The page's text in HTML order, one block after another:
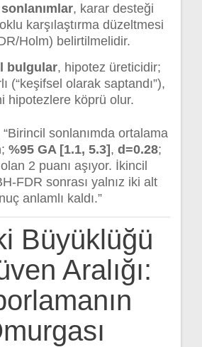
, karar desteği
karşılaştırma düzeltmesi
Holm) belirtilmelidir.
bulgular, hipotez üreticidir;
(“keşifsel olarak saptandı”),
hipotezlere köprü olur.
“Birincil sonlanımda ortalama
; %95 GA [1.1, 5.3], d=0.28;
2 puanı aşıyor. İkincil
FDR sonrası yalnız iki alt
anlamlı kaldı.”
Büyüklüğü
Aralığı: